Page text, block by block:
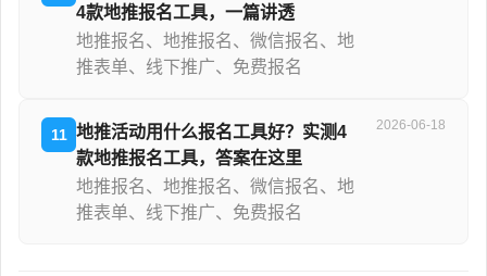
4款地推报名工具，一篇讲透
地推报名、地推报名、微信报名、地
推表单、线下推广、免费报名
11 地推活动用什么报名工具好？实测4
款地推报名工具，答案在这里
地推报名、地推报名、微信报名、地
推表单、线下推广、免费报名
2026-06-18